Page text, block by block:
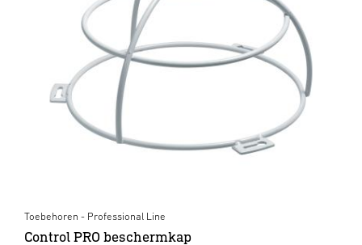
Toebehoren - Professional Line
Control PRO beschermkap